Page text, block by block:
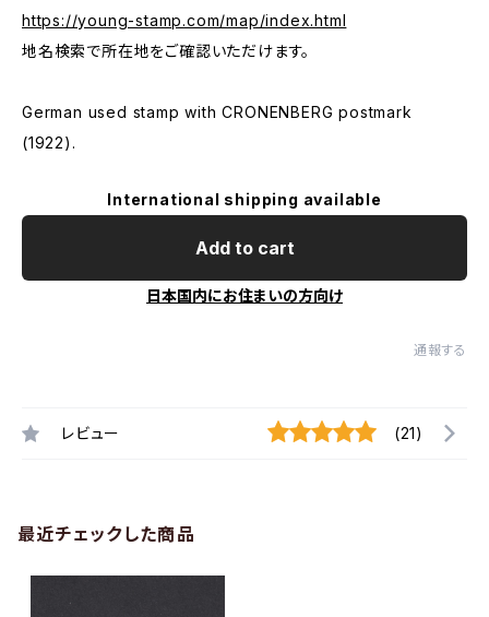
https://young-stamp.com/map/index.html
地名検索で所在地をご確認いただけます。
German used stamp with CRONENBERG postmark
(1922).
International shipping available
Add to cart
日本国内にお住まいの方向け
通報する
レビュー (21)
最近チェックした商品